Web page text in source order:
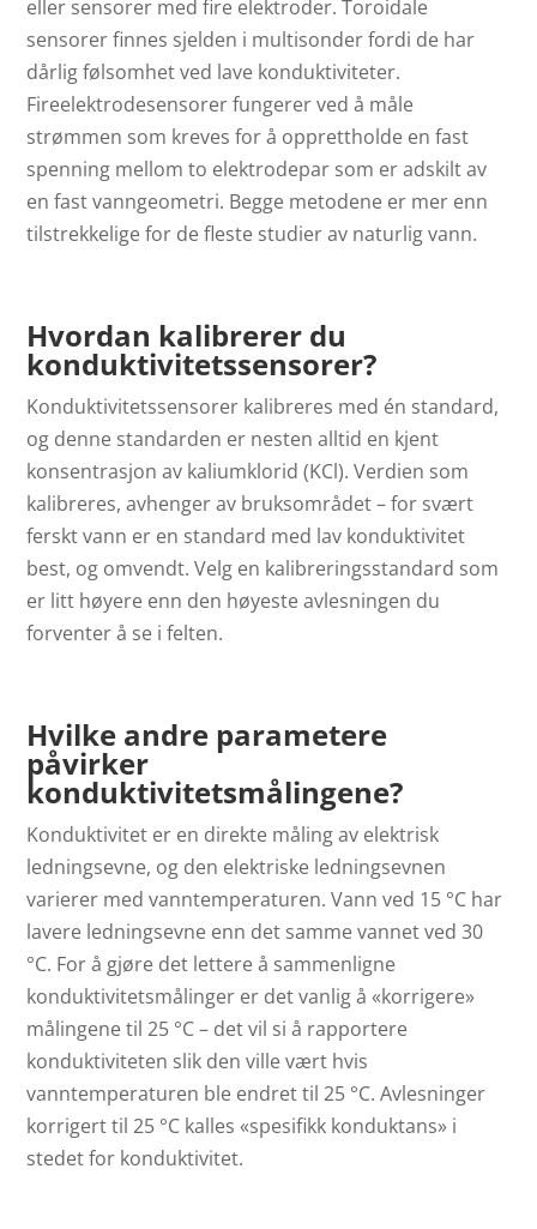
eller sensorer med fire elektroder. Toroidale
sensorer finnes sjelden i multisonder fordi de har
dårlig følsomhet ved lave konduktiviteter.
Fireelektrodesensorer fungerer ved å måle
strømmen som kreves for å opprettholde en fast
spenning mellom to elektrodepar som er adskilt av
en fast vanngeometri. Begge metodene er mer enn
tilstrekkelige for de fleste studier av naturlig vann.
Hvordan kalibrerer du
konduktivitetssensorer?
Konduktivitetssensorer kalibreres med én standard,
og denne standarden er nesten alltid en kjent
konsentrasjon av kaliumklorid (KCl). Verdien som
kalibreres, avhenger av bruksområdet – for svært
ferskt vann er en standard med lav konduktivitet
best, og omvendt. Velg en kalibreringsstandard som
er litt høyere enn den høyeste avlesningen du
forventer å se i felten.
Hvilke andre parametere
påvirker
konduktivitetsmålingene?
Konduktivitet er en direkte måling av elektrisk
ledningsevne, og den elektriske ledningsevnen
varierer med vanntemperaturen. Vann ved 15 °C har
lavere ledningsevne enn det samme vannet ved 30
°C. For å gjøre det lettere å sammenligne
konduktivitetsmålinger er det vanlig å «korrigere»
målingene til 25 °C – det vil si å rapportere
konduktiviteten slik den ville vært hvis
vanntemperaturen ble endret til 25 °C. Avlesninger
korrigert til 25 °C kalles «spesifikk konduktans» i
stedet for konduktivitet.